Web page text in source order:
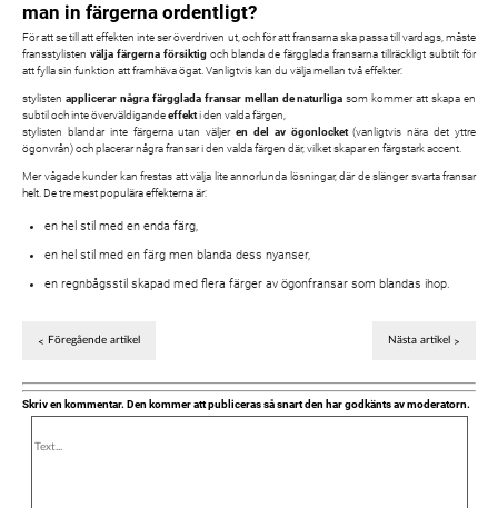
man in färgerna ordentligt?
För att se till att effekten inte ser överdriven ut, och för att fransarna ska passa till vardags, måste
fransstylisten välja färgerna försiktig och blanda de färgglada fransarna tillräckligt subtilt för
att fylla sin funktion att framhäva ögat. Vanligtvis kan du välja mellan två effekter:
stylisten applicerar några färgglada fransar mellan de naturliga som kommer att skapa en
subtil och inte överväldigandeeffekti den valda färgen,
stylisten blandar inte färgerna utan väljeren del av ögonlocket(vanligtvis nära det yttre
ögonvrån) och placerar några fransar i den valda färgen där, vilket skapar en färgstark accent.
Mer vågade kunder kan frestas att välja lite annorlunda lösningar, där de slänger svarta fransar
helt. De tre mest populära effekterna är:
en hel stil med en enda färg,
en hel stil med en färg men blanda dess nyanser,
en regnbågsstil skapad med flera färger av ögonfransar som blandas ihop.
Föregående artikel Nästa artikel
Skriv en kommentar. Den kommer att publiceras så snart den har godkänts av moderatorn.